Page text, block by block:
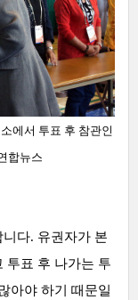
에서 투표 후 참관인
합뉴스
다. 유권자가 본
투표 후 나가는 투
아야 하기 때문일